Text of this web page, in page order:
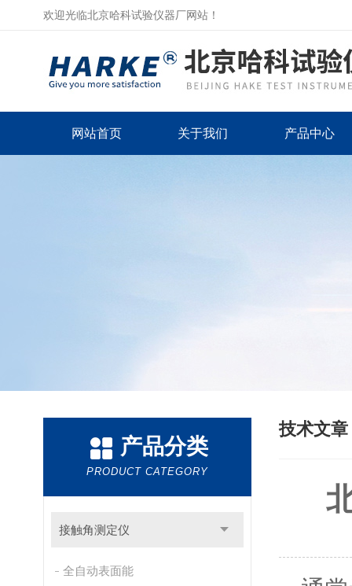
欢迎光临北京哈科试验仪器厂网站！
网站首页 关于我们 产品中心
产品分类
PRODUCT CATEGORY
接触角测定仪
全自动表面能
技术文章